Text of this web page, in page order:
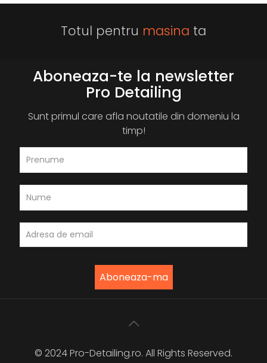
Totul pentru masina ta
Aboneaza-te la newsletter
Pro Detailing
Sunt primul care afla noutatile din domeniu la
timp!
© 2024 Pro-Detailing.ro. All Rights Reserved.